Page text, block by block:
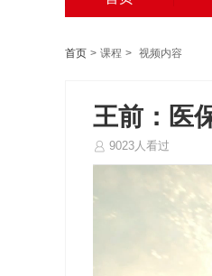
首页 > 课程 > 视频内容
王前：医
9023人看过